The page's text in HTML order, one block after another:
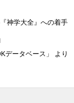
神学大全』への着手
データベース」 より